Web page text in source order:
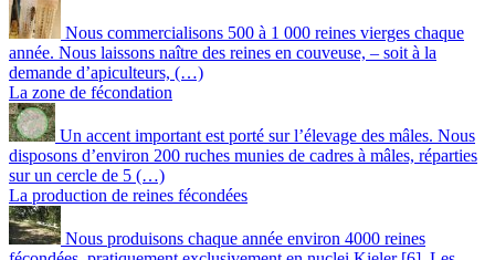
Nous commercialisons 500 à 1 000 reines vierges chaque
année. Nous laissons naître des reines en couveuse, – soit à la
demande d’apiculteurs, (…)
La zone de fécondation
Un accent important est porté sur l’élevage des mâles. Nous
disposons d’environ 200 ruches munies de cadres à mâles, réparties
sur un cercle de 5 (…)
La production de reines fécondées
Nous produisons chaque année environ 4000 reines